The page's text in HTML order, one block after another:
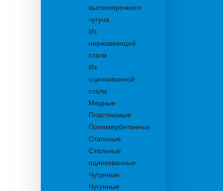
высокопрочного
чугуна
Из
нержавеющей
стали
Из
оцинкованной
стали
Медные
Пластиковые
Полимербетонные
Стальные
Стальные
оцинкованные
Чугунные
Чугунные